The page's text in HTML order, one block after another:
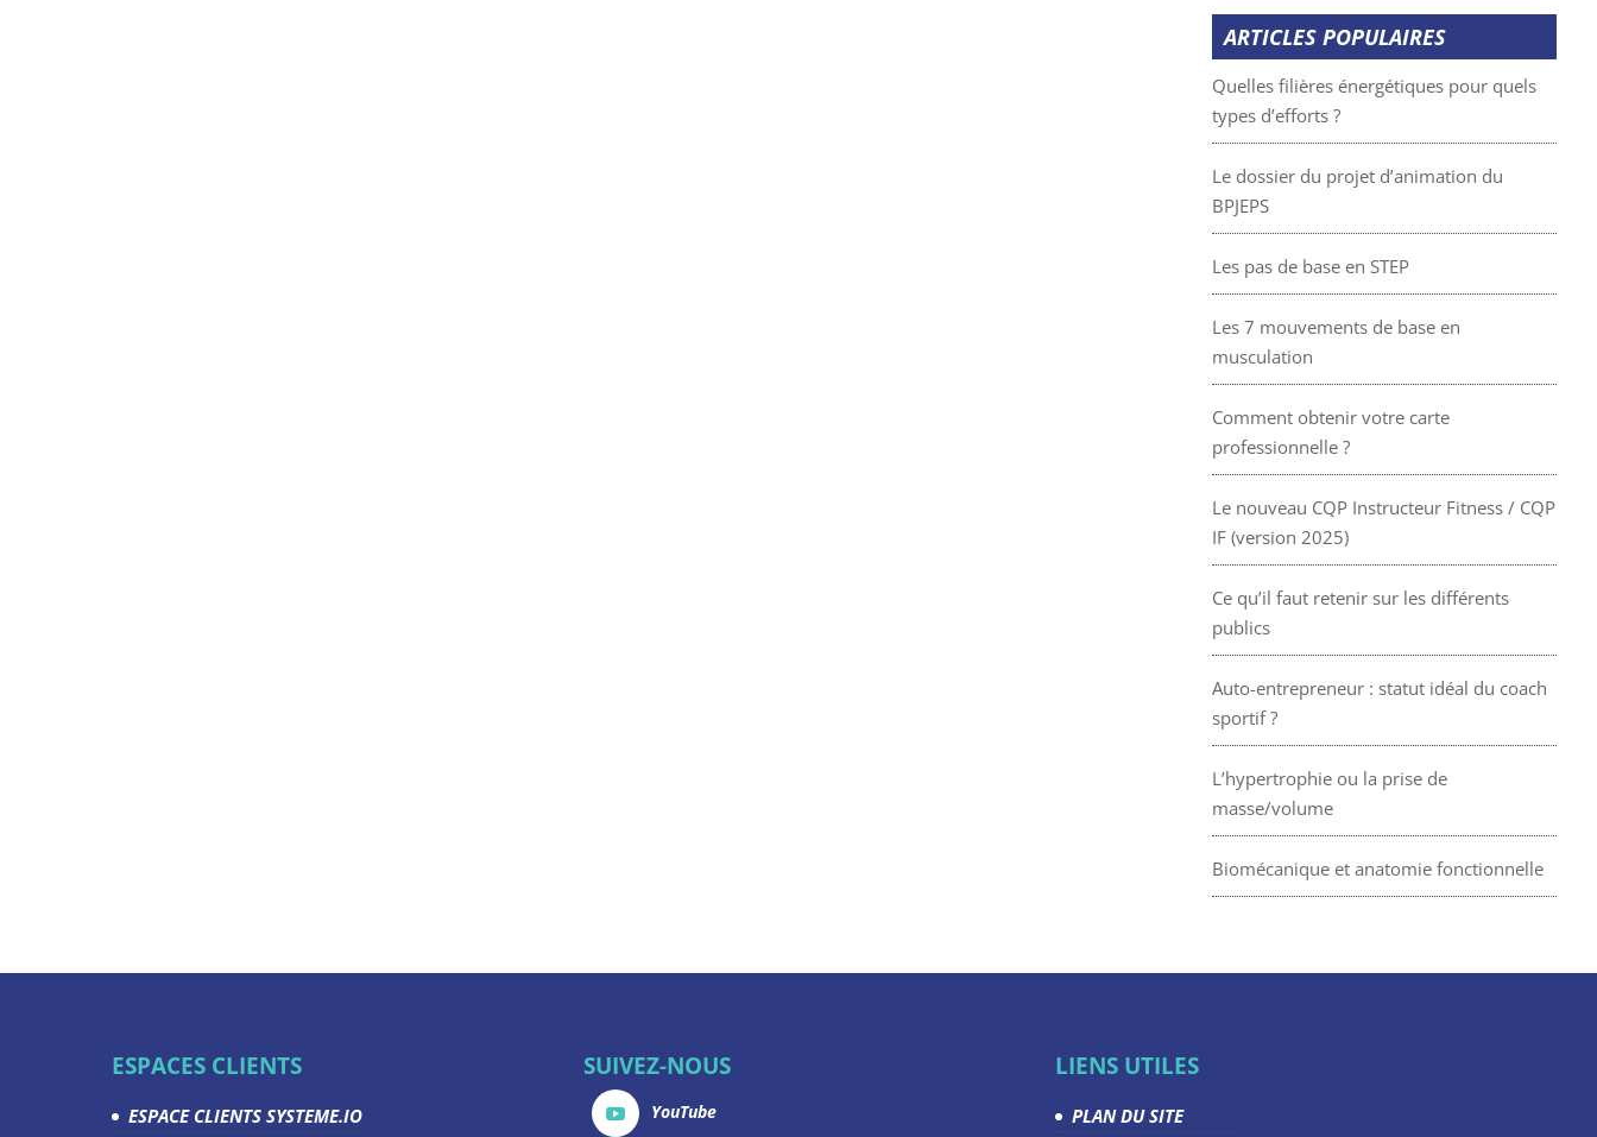
ARTICLES POPULAIRES
Quelles filières énergétiques pour quels
types d’efforts ?
Le dossier du projet d’animation du
BPJEPS
Les pas de base en STEP
Les 7 mouvements de base en
musculation
Comment obtenir votre carte
professionnelle ?
Le nouveau CQP Instructeur Fitness / CQP
IF (version 2025)
Ce qu’il faut retenir sur les différents
publics
Auto-entrepreneur : statut idéal du coach
sportif ?
L’hypertrophie ou la prise de
masse/volume
Biomécanique et anatomie fonctionnelle
ESPACES CLIENTS
ESPACE CLIENTS SYSTEME.IO
SUIVEZ-NOUS
YouTube
LIENS UTILES
PLAN DU SITE